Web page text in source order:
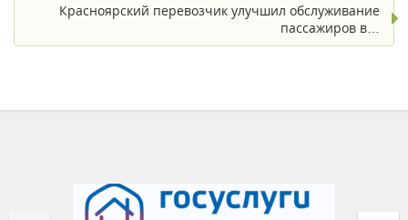
Красноярский перевозчик улучшил обслуживание
пассажиров в…